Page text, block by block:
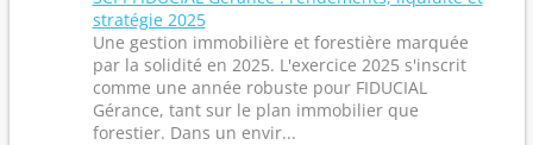
stratégie 2025
Une gestion immobilière et forestière marquée
par la solidité en 2025. L'exercice 2025 s'inscrit
comme une année robuste pour FIDUCIAL
Gérance, tant sur le plan immobilier que
forestier. Dans un envir...